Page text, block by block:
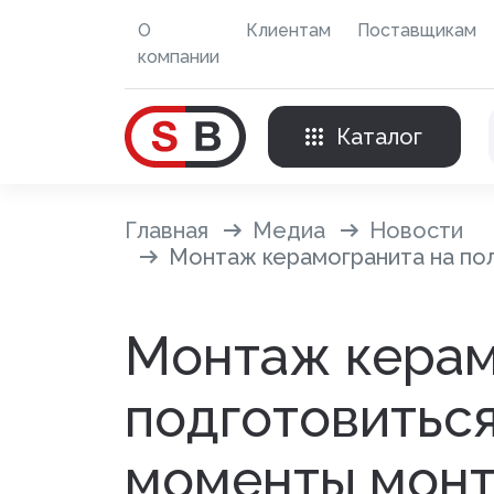
О
компании
Клиентам Поставщикам
Каталог
Внешняя отделка
Фасадные панели с фурнитурой
Система крепления фасадов
Главная Медиа
Новости
Монтаж керамогранита на
Монтаж
моменты